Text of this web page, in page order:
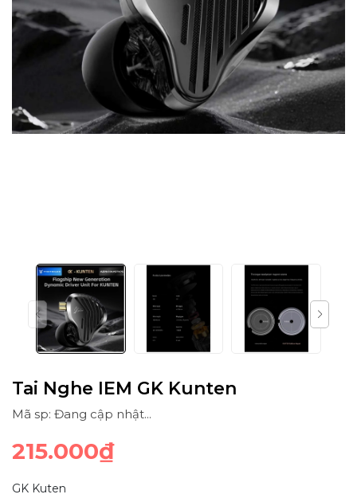
Tai Nghe IEM GK Kunten
Mã sp: Đang cập nhật...
215.000₫
GK Kuten